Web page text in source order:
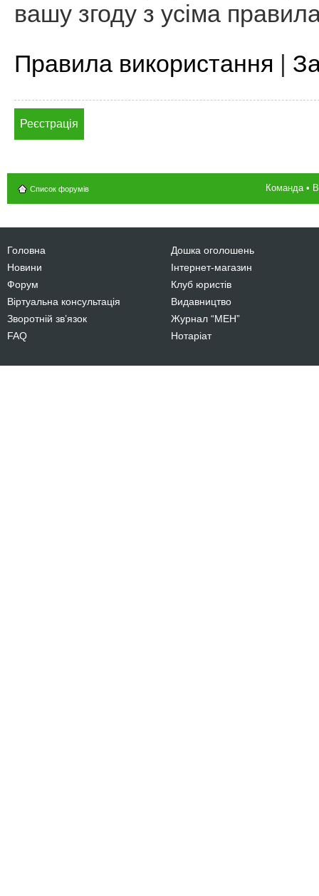
вашу згоду з усіма
Правила використання
Реєстрація
Список форумів Команда•
Головна
Новини
Форум
Віртуальна консультація
Зворотній зв’язок
FAQ
Дошка оголошень
Інтернет-магазин
Клуб юристів
Видавництво
Журнал “МЕН”
Нотаріат